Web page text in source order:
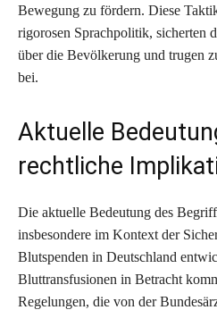
Bewegung zu fördern. Diese
rigorosen Sprachpolitik, sicherten
über die Bevölkerung und trugen
bei.
Aktuelle
rechtliche
Die aktuelle Bedeutung des
insbesondere im Kontext der
Blutspenden in Deutschland
Bluttransfusionen in Betracht
Regelungen, die von der